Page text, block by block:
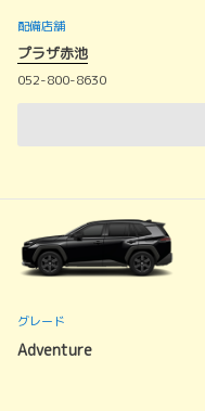
配備店舗
プラザ赤池
052-800-8630
グレード
Adventure